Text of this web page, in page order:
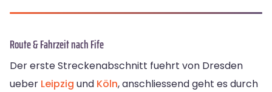
Route & Fahrzeit nach Fife
Der erste Streckenabschnitt fuehrt von Dresden
ueber Leipzig und Köln, anschliessend geht es durch